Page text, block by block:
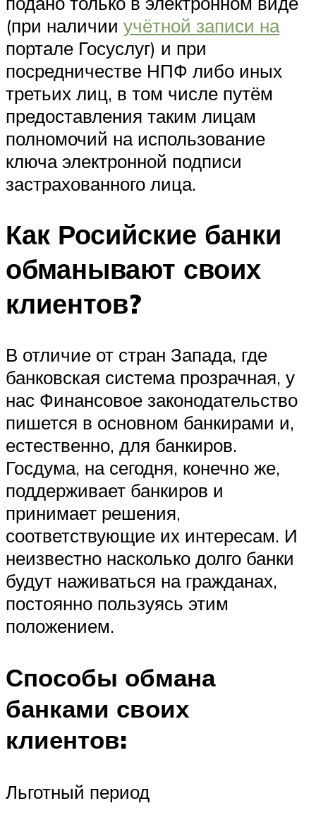
(при наличии учётной записи на
портале Госуслуг) и при
посредничестве НПФ либо иных
третьих лиц, в том числе путём
предоставления таким лицам
полномочий на использование
ключа электронной подписи
застрахованного лица.
Как Росийские банки
обманывают своих
клиентов?
В отличие от стран Запада, где
банковская система прозрачная, у
нас Финансовое законодательство
пишется в основном банкирами и,
естественно, для банкиров.
Госдума, на сегодня, конечно же,
поддерживает банкиров и
принимает решения,
соответствующие их интересам. И
неизвестно насколько долго банки
будут наживаться на гражданах,
постоянно пользуясь этим
положением.
Способы обмана
банками своих
клиентов:
Льготный период